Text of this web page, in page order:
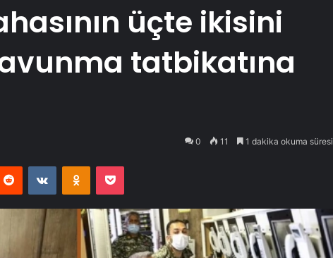
üçte ikisini
tatbikatına
0 11 1 dakika okuma süresi
Reddit VKontakteOdnoklassniki
Pocket